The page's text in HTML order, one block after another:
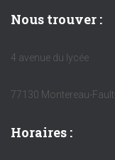
Nous trouver :
4 avenue du lycée
77130 Montereau-
Horaires :